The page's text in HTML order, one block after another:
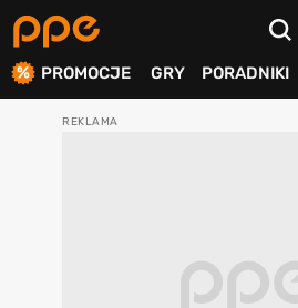
PROMOCJE GRY PORADNIKI